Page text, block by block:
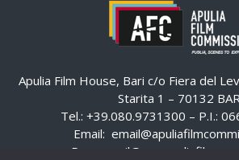
Apulia Film House, Bari c/o Fiera del
Starita 1 – 70132
Tel.: +39.080.9731300 – P.I.:
Email:
Pec: